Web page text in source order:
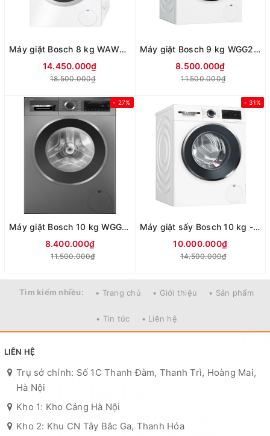
Máy giặt Bosch 8 kg WAW28440SG
14.450.000₫
18.500.000₫
Máy giặt Bosch 9 kg WGG244A0SG
8.500.000₫
11.500.000₫
- 27%
Máy giặt Bosch 10 kg WGG254A0VN
8.400.000₫
11.500.000₫
- 31%
Máy giặt sấy Bosch 10 kg - sấy 6 kg WNA254U0SG
10.000.000₫
14.500.000₫
Tìm kiếm nhiều: • Trang chủ • Giới thiệu • Sản phẩm
• Tin tức • Liên hệ
LIÊN HỆ
Trụ sở chính: Số 1C Thanh Đàm, Thanh Trì, Hoàng Mai,
Hà Nội
Kho 1: Kho Cảng Hà Nội
Kho 2: Khu CN Tây Bắc Ga, Thanh Hóa